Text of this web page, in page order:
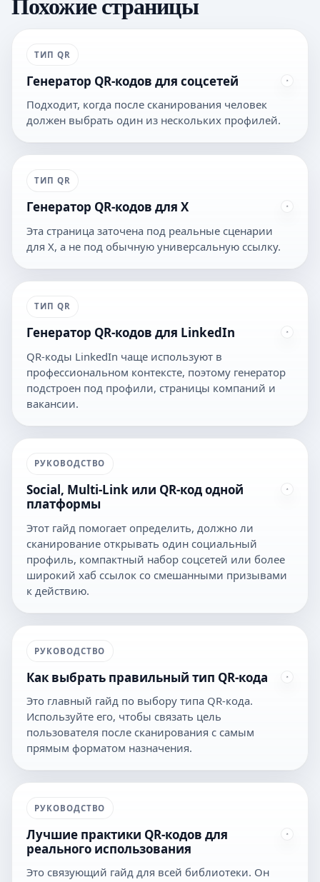
ТИП QR
Генератор QR-кодов для соцсетей
Подходит, когда после сканирования человек
должен выбрать один из нескольких профилей.
ТИП QR
Генератор QR-кодов для X
Эта страница заточена под реальные сценарии
для X, а не под обычную универсальную ссылку.
ТИП QR
Генератор QR-кодов для LinkedIn
QR-коды LinkedIn чаще используют в
профессиональном контексте, поэтому генератор
подстроен под профили, страницы компаний и
вакансии.
РУКОВОДСТВО
Social, Multi-Link или QR-код одной
платформы
Этот гайд помогает определить, должно ли
сканирование открывать один социальный
профиль, компактный набор соцсетей или более
широкий хаб ссылок со смешанными призывами
к действию.
РУКОВОДСТВО
Как выбрать правильный тип QR-кода
Это главный гайд по выбору типа QR-кода.
Используйте его, чтобы связать цель
пользователя после сканирования с самым
прямым форматом назначения.
РУКОВОДСТВО
Лучшие практики QR-кодов для
реального использования
Это связующий гайд для всей библиотеки. Он